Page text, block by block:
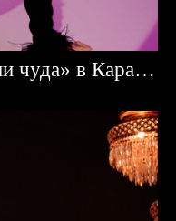
Фотосессия «в ожидании чуда» в Караганде